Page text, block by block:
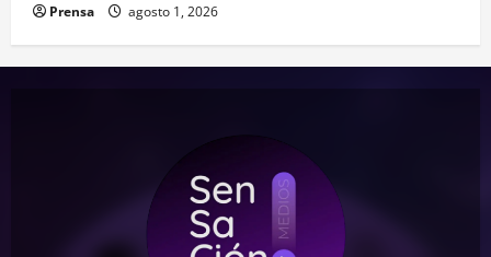
Prensa agosto 1, 2026